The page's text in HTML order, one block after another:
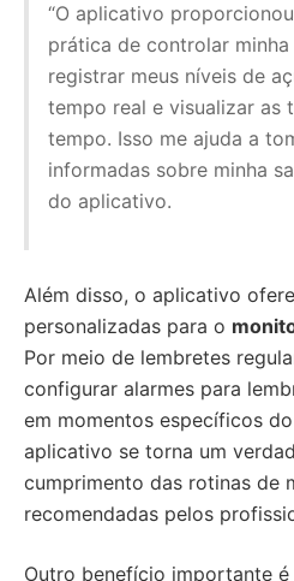
“O aplicativo
prática de controlar minha
registrar meus níveis de
tempo real e visualizar as
tempo. Isso me ajuda a
informadas sobre minha
do aplicativo.
Além disso, o aplicativo
personalizadas para o
Por meio de lembretes
configurar alarmes para
em momentos específicos
aplicativo se torna um
cumprimento das rotinas de
recomendadas pelos
Outro benefício importante